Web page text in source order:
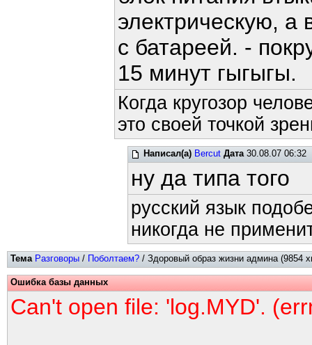
электрическую,
с батареей. -
15 минут гыгыгы.
Когда кругозор
это своей точкой
Написал(а) Bercut Дата30.08.07 06:32
ну да типа того
русский язык
никогда не
Тема Разговоры / Поболтаем? / Здоровый образ жизни админа (9854
Ошибка базы данных
Can't open file: 'log.MYD'.